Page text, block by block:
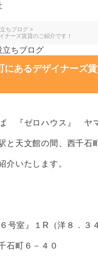
ちブログ
ナーズ賃貸のご紹介です！
にあるデザイナーズ
『ゼロハウス』 ヤマ
と天文館の間、西千石
介いたします。
号室』１R（洋８．３
石町６－４０